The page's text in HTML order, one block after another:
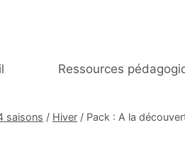
Ressources
saisons / Hiver / Pack : A la